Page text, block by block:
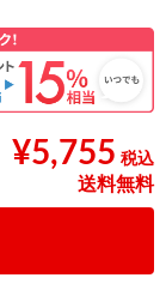
¥5,755
送料無料